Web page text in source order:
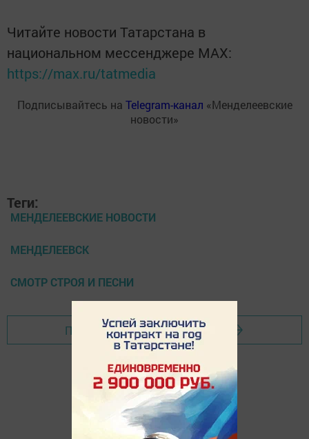
Читайте новости Татарстана в
национальном мессенджере MАХ:
https://max.ru/tatmedia
Подписывайтесь на Telegram-канал «Менделеевские
новости»
Теги:
МЕНДЕЛЕЕВСКИЕ НОВОСТИ
МЕНДЕЛЕЕВСК
СМОТР СТРОЯ И ПЕСНИ
Перейти на страницу новости